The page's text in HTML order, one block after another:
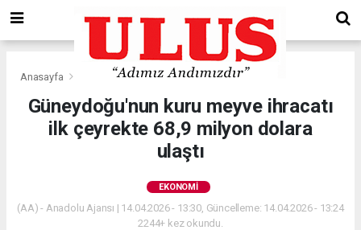
Anasayfa Ekonomi
Güneydoğu'nun kuru meyve ihracatı
ilk çeyrekte 68,9 milyon dolara
ulaştı
EKONOMI
(AA) - Anadolu Ajansı | 14.04.2026 - 13:30, Güncelleme: 14.04.2026 - 13:24
2244+ kez okundu.